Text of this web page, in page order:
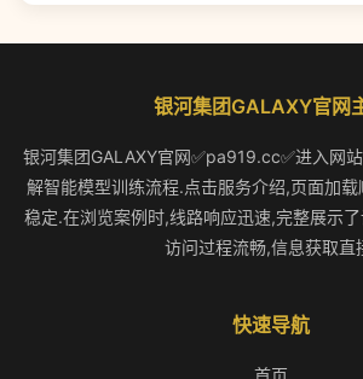
银河集团GALAXY官网
银河集团GALAXY官网✅pa919.cc✅进入网
解智能模型训练流程.点击服务介绍,页面加
稳定.在浏览案例时,线路响应迅速,完整展示
访问过程流畅,信息获取直
快速导航
首页